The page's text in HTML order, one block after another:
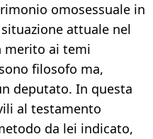
omosessuale in
attuale nel
merito ai temi
filosofo ma,
deputato. In questa
al testamento
da lei indicato,